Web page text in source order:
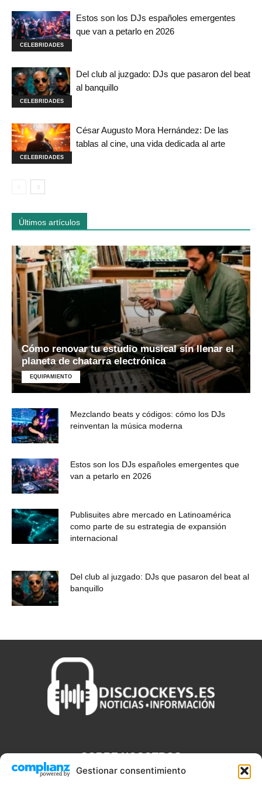
Gestionar consentimiento
CELEBRIDADES
Estos son los DJs españoles emergentes
que van a petarlo en 2026
CELEBRIDADES
Del club al juzgado: DJs que pasaron del beat
al banquillo
CELEBRIDADES
César Augusto Mora Hernández: De las
tablas al cine, una vida dedicada al arte
Últimos artículos
Cómo renovar tu estudio musical sin llenar el
planeta de chatarra electrónica
EQUIPAMIENTO
Mezclando beats y códigos: cómo los DJs
reinventan la música moderna
Estos son los DJs españoles emergentes que
van a petarlo en 2026
Publisuites abre mercado en Latinoamérica
como parte de su estrategia de expansión
internacional
Del club al juzgado: DJs que pasaron del beat al
banquillo
SOBRE NOSOTROS